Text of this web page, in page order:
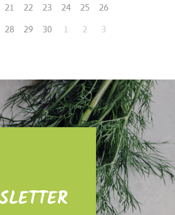
21 22 23 24 25
26
28 29 30 1 2 3